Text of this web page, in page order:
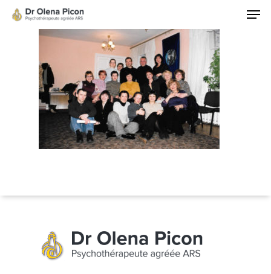
Hit enter to search or ESC to close